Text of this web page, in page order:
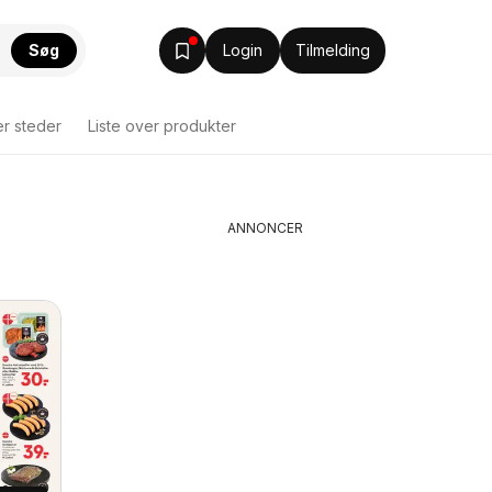
Søg Login Tilmelding
steder Liste over produkter
ANNONCER